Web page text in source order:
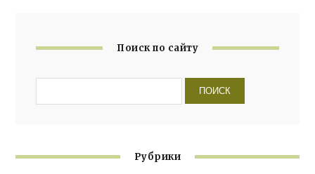
Поиск по сайту
Рубрики